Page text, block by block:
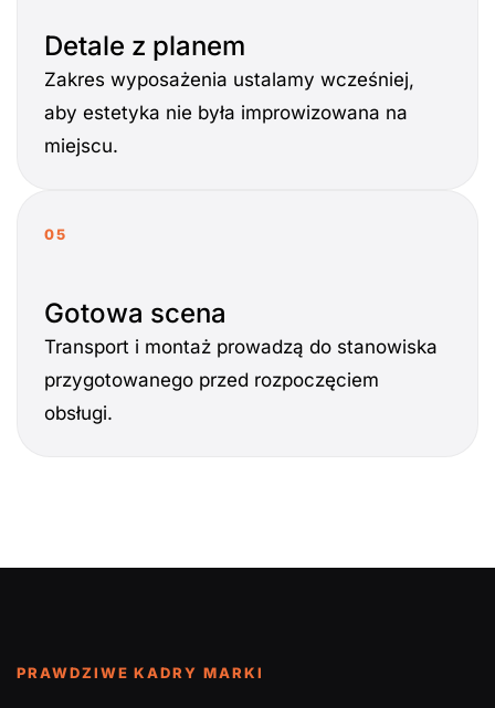
Detale z planem
Zakres wyposażenia ustalamy wcześniej,
aby estetyka nie była improwizowana na
miejscu.
05
Gotowa scena
Transport i montaż prowadzą do stanowiska
przygotowanego przed rozpoczęciem
obsługi.
PRAWDZIWE KADRY MARKI